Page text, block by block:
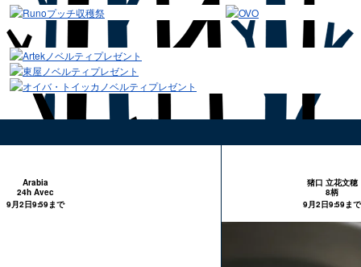
Arabia
24h Avec
9月2日9:59まで
猪口 立花文穂
8柄
9月2日9:59まで